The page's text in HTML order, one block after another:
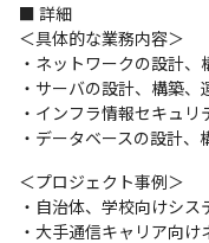
■ 詳細
＜具体的な業務内容＞
・ネットワークの設計
・サーバの設計、構築、
・インフラ情報セキュリ
・データベースの設計、
＜プロジェクト事例＞
・自治体、学校向けシス
・大手通信キャリア向